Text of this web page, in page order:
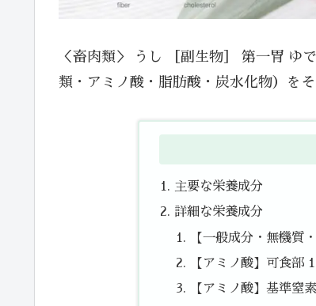
＜畜肉類＞ うし ［副生物］ 第一胃 ゆ
類・アミノ酸・脂肪酸・炭水化物）を
主要な栄養成分
詳細な栄養成分
【一般成分・無機質
【アミノ酸】可食部
【アミノ酸】基準窒